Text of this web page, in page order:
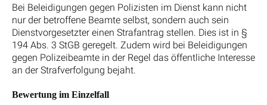
Bei Beleidigungen gegen Polizisten im Dienst kann nicht
nur der betroffene Beamte selbst, sondern auch sein
Dienstvorgesetzter einen Strafantrag stellen. Dies ist in §
194 Abs. 3 StGB geregelt. Zudem wird bei Beleidigungen
gegen Polizeibeamte in der Regel das öffentliche Interesse
an der Strafverfolgung bejaht.
Bewertung im Einzelfall